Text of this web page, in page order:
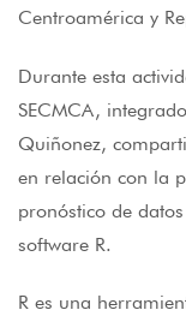
Centroamérica y
Durante esta
SECMCA,
Quiñonez,
en relación con la
pronóstico de
software R.
R es una